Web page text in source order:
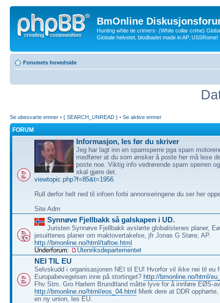
BmOnline
Hunting white tie crimers- (White collar crime)
Globale helvetet, blodbadet made in AP, USSRome!
Forumets hovedside
Se ubesvarte emner • { SEARCH_UNREAD } • Se aktive emner
FORUM
Informasjon, les før du skriver
Jeg har lagt inn en spamsperre pga spam
medfører at du som ønsker å poste her må lese
poste noe. Viktig info vedrørende spam sperren
skal gjøre det.
viewtopic.php?f=85&t=1956
Rull derfor helt ned til infoen forbi annonseringene du ser her
Site Adm
Synnøve Fjellbakk så galskapen i UD.
Juristen Synnøve Fjellbakk avslørte globalistenes planer,
jesuittenes planer om maktovertakelse, jfr Jonas G Støre, AP.
http://bmonline.no/html/taftoe.html
Underforum:
Utenriksdepartementet
NEI TIL EU
Selvskudd i organisasjonen NEI til EU! Hvorfor vil ikke nei til eu
Europabevegelsen inne på stortinget? http://bmonline.no/html/
Fhv Stm. Gro Harlem Brundtland måtte lyve for å innføre EØS-
http://bmonline.no/html/eos_04.html
Merk dere at DDR
en ny union, les EU.